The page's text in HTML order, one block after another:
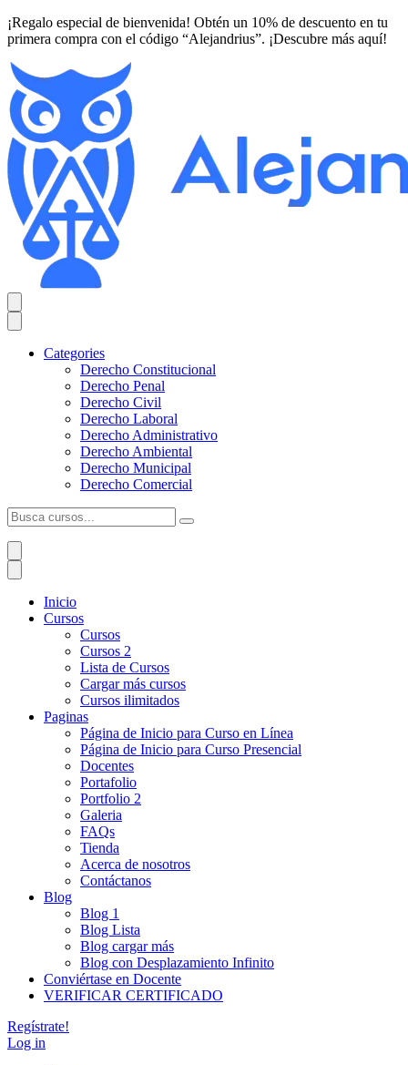
¡Regalo especial de bienvenida! Obtén un 10% de descuento en tu
primera compra con el código “Alejandrius”. ¡Descubre más aquí!
Categories
Derecho Constitucional
Derecho Penal
Derecho Civil
Derecho Laboral
Derecho Administrativo
Derecho Ambiental
Derecho Municipal
Derecho Comercial
Inicio
Cursos
Cursos
Cursos 2
Lista de Cursos
Cargar más cursos
Cursos ilimitados
Paginas
Página de Inicio para Curso en Línea
Página de Inicio para Curso Presencial
Docentes
Portafolio
Portfolio 2
Galeria
FAQs
Tienda
Acerca de nosotros
Contáctanos
Blog
Blog 1
Blog Lista
Blog cargar más
Blog con Desplazamiento Infinito
Conviértase en Docente
VERIFICAR CERTIFICADO
Regístrate!
Log in